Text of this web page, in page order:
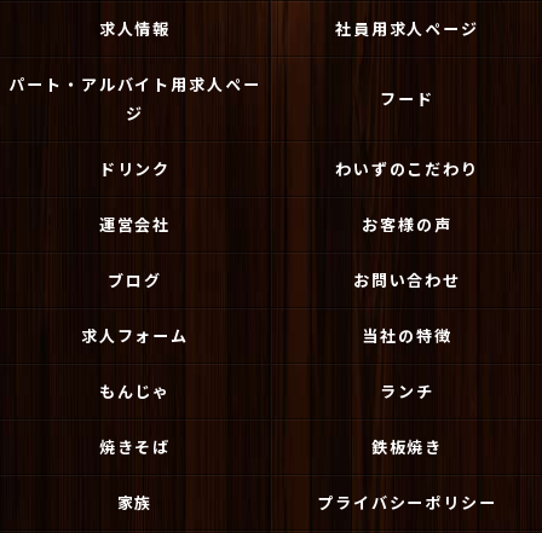
求人情報 社員用求人ページ
パート・アルバイト用求人ペー
ジ
フード
ドリンク わいずのこだわり
運営会社 お客様の声
ブログ お問い合わせ
求人フォーム 当社の特徴
もんじゃ ランチ
焼きそば 鉄板焼き
家族 プライバシーポリシー